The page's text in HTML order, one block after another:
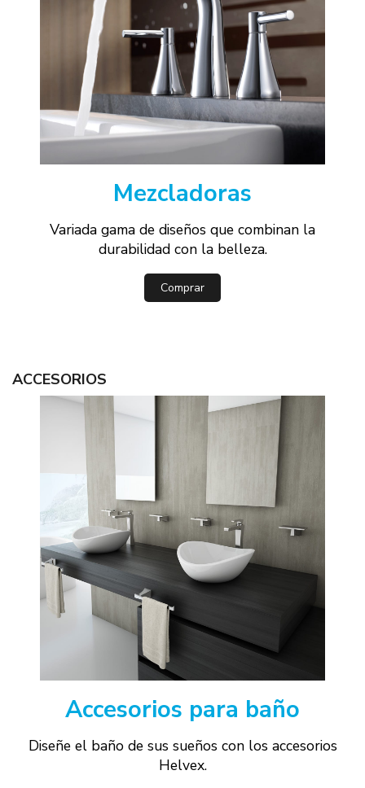
Mezcladoras
Variada gama de diseños que combinan la
durabilidad con la belleza.
Comprar
ACCESORIOS
Accesorios para baño
Diseñe el baño de sus sueños con los accesorios
Helvex.